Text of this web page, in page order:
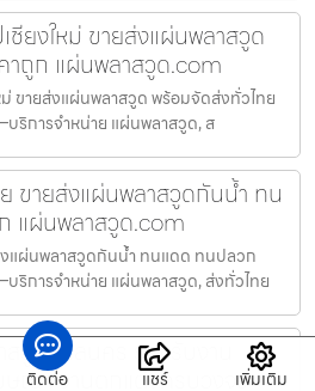
ชียงใหม่ ขายส่งแผ่นพลาสวูด
าถูก แผ่นพลาสวูด.com
ม่ ขายส่งแผ่นพลาสวูด พร้อมจัดส่งทั่วไทย
ริการจำหน่าย แผ่นพลาสวูด, ส
ขายส่งแผ่นพลาสวูดกันน้ำ ทน
แผ่นพลาสวูด.com
แผ่นพลาสวูดกันน้ำ ทนแดด ทนปลวก
ริการจำหน่าย แผ่นพลาสวูด, ส่งทั่วไทย
สวูดสกลนคร รองรับงาน
ษณา งานตกแต่งครบวงจร
ติดต่อ แชร์ เพิ่มเติม